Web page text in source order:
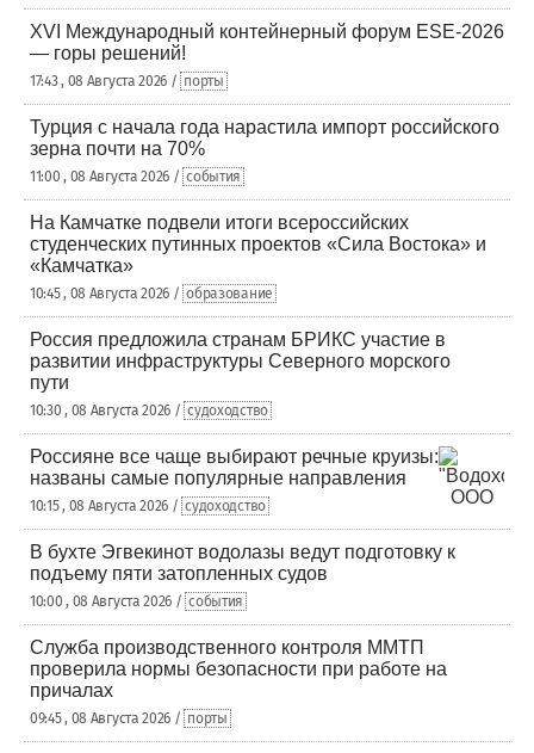
XVI Международный контейнерный форум ESE-2026
— горы решений!
17:43 , 08 Августа 2026 / порты
Турция с начала года нарастила импорт российского
зерна почти на 70%
11:00 , 08 Августа 2026 / события
На Камчатке подвели итоги всероссийских
студенческих путинных проектов «Сила Востока» и
«Камчатка»
10:45 , 08 Августа 2026 / образование
Россия предложила странам БРИКС участие в
развитии инфраструктуры Северного морского
пути
10:30 , 08 Августа 2026 / судоходство
Россияне все чаще выбирают речные круизы:
названы самые популярные направления
10:15 , 08 Августа 2026 / судоходство
В бухте Эгвекинот водолазы ведут подготовку к
подъему пяти затопленных судов
10:00 , 08 Августа 2026 / события
Служба производственного контроля ММТП
проверила нормы безопасности при работе на
причалах
09:45 , 08 Августа 2026 / порты